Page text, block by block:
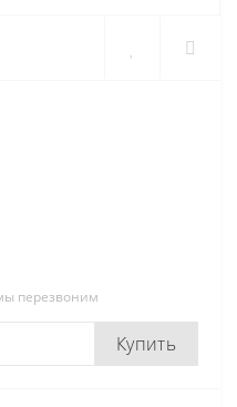
перезвоним
Купить